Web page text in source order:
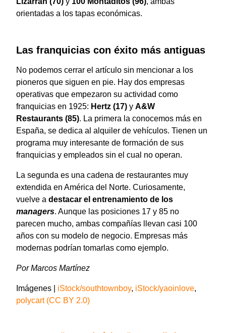
orientadas a los tapas económicas.
Las franquicias con éxito más antiguas
No podemos cerrar el artículo sin mencionar a los
pioneros que siguen en pie. Hay dos empresas
operativas que empezaron su actividad como
franquicias en 1925: Hertz (17) y A&W
Restaurants (85). La primera la conocemos más en
España, se dedica al alquiler de vehículos. Tienen un
programa muy interesante de formación de sus
franquicias y empleados sin el cual no operan.
La segunda es una cadena de restaurantes muy
extendida en América del Norte. Curiosamente,
vuelve a destacar el entrenamiento de los
managers. Aunque las posiciones 17 y 85 no
parecen mucho, ambas compañías llevan casi 100
años con su modelo de negocio. Empresas más
modernas podrían tomarlas como ejemplo.
Por Marcos Martínez
Imágenes | iStock/southtownboy, iStock/yaoinlove,
polycart (CC BY 2.0)